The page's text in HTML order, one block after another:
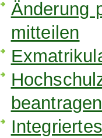
Änderung
mitteilen
beantragen